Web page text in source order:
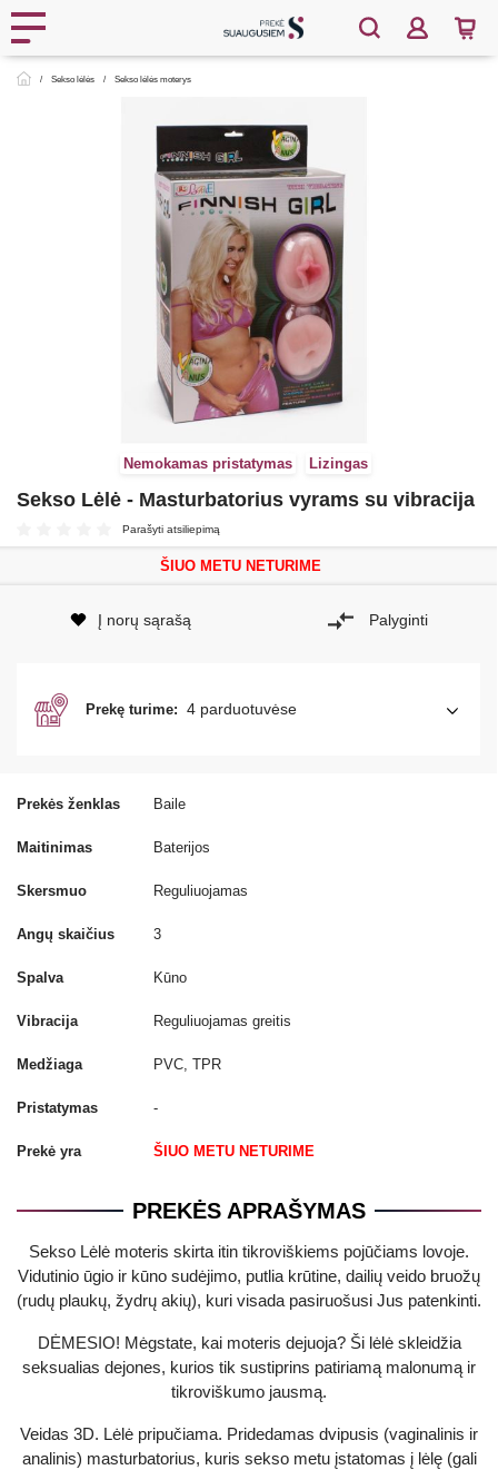
Sekso lėlės Sekso lėlės moterys
Nemokamas pristatymas Lizingas
Sekso Lėlė - Masturbatorius vyrams su vibracija
Parašyti atsiliepimą
Prekės ženklas Baile
Maitinimas Baterijos
Skersmuo Reguliuojamas
Angų skaičius 3
Spalva Kūno
Vibracija Reguliuojamas greitis
Medžiaga PVC, TPR
Pristatymas -
Prekė yra ŠIUO METU NETURIME
ŠIUO METU NETURIME
Į norų sąrašą Palyginti
Prekę turime: 4 parduotuvėse
PREKĖS APRAŠYMAS
Sekso Lėlė moteris skirta itin tikroviškiems pojūčiams lovoje.
Vidutinio ūgio ir kūno sudėjimo, putlia krūtine, dailių veido bruožų
(rudų plaukų, žydrų akių), kuri visada pasiruošusi Jus patenkinti.
DĖMESIO! Mėgstate, kai moteris dejuoja? Ši lėlė skleidžia
seksualias dejones, kurios tik sustiprins patiriamą malonumą ir
tikroviškumo jausmą.
Veidas 3D. Lėlė pripučiama. Pridedamas dvipusis (vaginalinis ir
analinis) masturbatorius, kuris sekso metu įstatomas į lėlę (gali